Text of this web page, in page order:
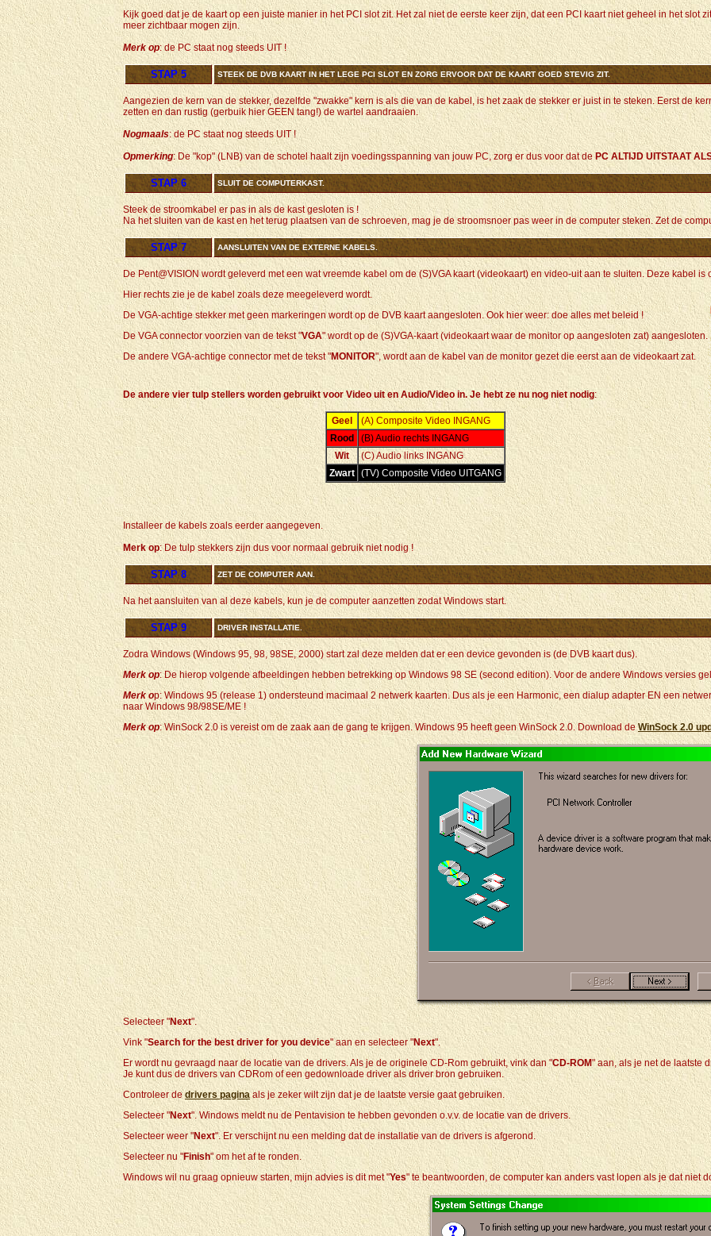
Kijk goed dat je de kaart op een juiste manier in het PCI slot zit. Het zal niet de eerste keer zijn, dat een PCI kaart niet geheel in het slot
meer zichtbaar mogen zijn.
Merk op: de PC staat nog steeds UIT !
STAP 5 STEEK DE DVB KAART IN HET LEGE PCI SLOT EN ZORG ERVOOR DAT DE KAART GOED STEVIG ZIT.
Aangezien de kern van de stekker, dezelfde "zwakke" kern is als die van de kabel, is het zaak de stekker er juist in te steken. Eerst de
zetten en dan rustig (gerbuik hier GEEN tang!) de wartel aandraaien.
Nogmaals: de PC staat nog steeds UIT !
Opmerking: De "kop" (LNB) van de schotel haalt zijn voedingsspanning van jouw PC, zorg er dus voor dat de PC ALTIJD UITSTAAT
STAP 6 SLUIT DE COMPUTERKAST.
Steek de stroomkabel er pas in als de kast gesloten is !
Na het sluiten van de kast en het terug plaatsen van de schroeven, mag je de stroomsnoer pas weer in de computer steken. Zet de
STAP 7 AANSLUITEN VAN DE EXTERNE KABELS.
De Pent@VISION wordt geleverd met een wat vreemde kabel om de (S)VGA kaart (videokaart) en video-uit aan te sluiten. Deze kabel
Hier rechts zie je de kabel zoals deze meegeleverd wordt.
De VGA-achtige stekker met geen markeringen wordt op de DVB kaart aangesloten. Ook hier weer: doe alles met beleid !
De VGA connector voorzien van de tekst "VGA" wordt op de (S)VGA-kaart (videokaart waar de monitor op aangesloten zat) aangesloten.
De andere VGA-achtige connector met de tekst "MONITOR", wordt aan de kabel van de monitor gezet die eerst aan de videokaart zat.
De andere vier tulp stellers worden gebruikt voor Video uit en Audio/Video in. Je hebt ze nu nog niet nodig:
Geel
(A) Composite Video INGANG
Rood
(B) Audio rechts INGANG
Wit
(C) Audio links INGANG
Zwart (TV) Composite Video UITGANG
Installeer de kabels zoals eerder aangegeven.
Merk op: De tulp stekkers zijn dus voor normaal gebruik niet nodig !
STAP 8 ZET DE COMPUTER AAN.
Na het aansluiten van al deze kabels, kun je de computer aanzetten zodat Windows start.
STAP 9 DRIVER INSTALLATIE.
Zodra Windows (Windows 95, 98, 98SE, 2000) start zal deze melden dat er een device gevonden is (de DVB kaart dus).
Merk op: De hierop volgende afbeeldingen hebben betrekking op Windows 98 SE (second edition). Voor de andere Windows versies
Merk op: Windows 95 (release 1) ondersteund macimaal 2 netwerk kaarten. Dus als je een Harmonic, een dialup adapter EN een
naar Windows 98/98SE/ME !
Merk op: WinSock 2.0 is vereist om de zaak aan de gang te krijgen. Windows 95 heeft geen WinSock 2.0. Download deWinSock 2.0
Selecteer "Next".
Vink "Search for the best driver for you device" aan en selecteer "Next".
Er wordt nu gevraagd naar de locatie van de drivers. Als je de originele CD-Rom gebruikt, vink dan "CD-ROM" aan, als je net de laatste
Je kunt dus de drivers van CDRom of een gedownloade driver als driver bron gebruiken.
Controleer dedrivers paginaals je zeker wilt zijn dat je de laatste versie gaat gebruiken.
Selecteer "Next". Windows meldt nu de Pentavision te hebben gevonden o.v.v. de locatie van de drivers.
Selecteer weer "Next". Er verschijnt nu een melding dat de installatie van de drivers is afgerond.
Selecteer nu "Finish" om het af te ronden.
Windows wil nu graag opnieuw starten, mijn advies is dit met "Yes" te beantwoorden, de computer kan anders vast lopen als je dat niet